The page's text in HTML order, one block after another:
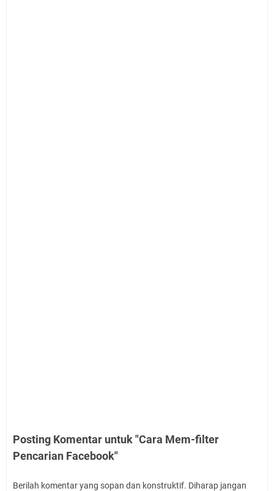
Posting Komentar untuk "Cara Mem-filter
Pencarian Facebook"
Berilah komentar yang sopan dan konstruktif. Diharap jangan